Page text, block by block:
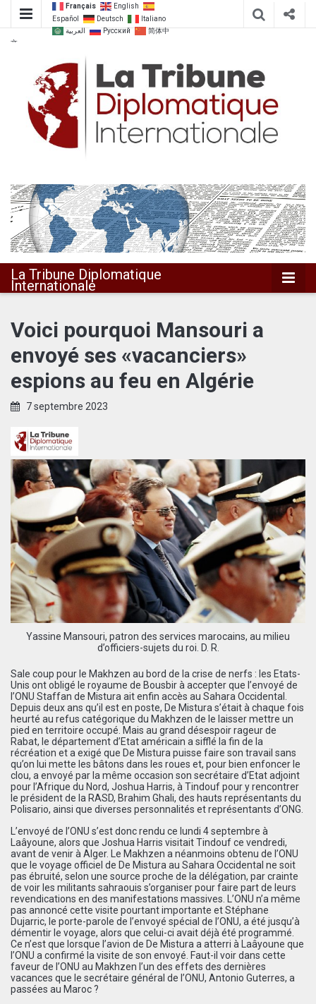
Français
English
Español
Deutsch
Italiano
العربية
Русский
简体中
文
La Tribune
Diplomatique
Internationale
La Tribune Diplomatique
Internationale
Voici pourquoi Mansouri a
envoyé ses «vacanciers»
espions au feu en Algérie
7 septembre 2023
Yassine Mansouri, patron des services marocains, au milieu
d’officiers-sujets du roi. D. R.
Sale coup pour le Makhzen au bord de la crise de nerfs : les Etats-
Unis ont obligé le royaume de Bousbir à accepter que l’envoyé de
l’ONU Staffan de Mistura ait enfin accès au Sahara Occidental.
Depuis deux ans qu’il est en poste, De Mistura s’était à chaque fois
heurté au refus catégorique du Makhzen de le laisser mettre un
pied en territoire occupé. Mais au grand désespoir rageur de
Rabat, le département d’Etat américain a sifflé la fin de la
récréation et a exigé que De Mistura puisse faire son travail sans
qu’on lui mette les bâtons dans les roues et, pour bien enfoncer le
clou, a envoyé par la même occasion son secrétaire d’Etat adjoint
pour l’Afrique du Nord, Joshua Harris, à Tindouf pour y rencontrer
le président de la RASD, Brahim Ghali, des hauts représentants du
Polisario, ainsi que diverses personnalités et représentants d’ONG.
L’envoyé de l’ONU s’est donc rendu ce lundi 4 septembre à
Laâyoune, alors que Joshua Harris visitait Tindouf ce vendredi,
avant de venir à Alger. Le Makhzen a néanmoins obtenu de l’ONU
que le voyage officiel de De Mistura au Sahara Occidental ne soit
pas ébruité, selon une source proche de la délégation, par crainte
de voir les militants sahraouis s’organiser pour faire part de leurs
revendications en des manifestations massives. L’ONU n’a même
pas annoncé cette visite pourtant importante et Stéphane
Dujarric, le porte-parole de l’envoyé spécial de l’ONU, a été jusqu’à
démentir le voyage, alors que celui-ci avait déjà été programmé.
Ce n’est que lorsque l’avion de De Mistura a atterri à Laâyoune que
l’ONU a confirmé la visite de son envoyé. Faut-il voir dans cette
faveur de l’ONU au Makhzen l’un des effets des dernières
vacances que le secrétaire général de l’ONU, Antonio Guterres, a
passées au Maroc ?